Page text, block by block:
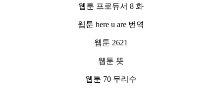
웹툰 프로듀서 8 화
웹툰 here u are 번역
웹툰 2621
웹툰 뜻
웹툰 70 무리수